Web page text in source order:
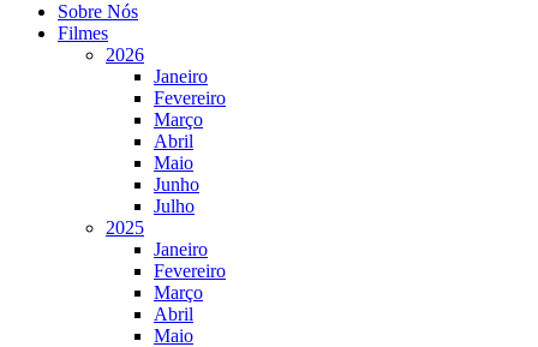
Sobre Nós
Filmes
2026
Janeiro
Fevereiro
Março
Abril
Maio
Junho
Julho
2025
Janeiro
Fevereiro
Março
Abril
Maio